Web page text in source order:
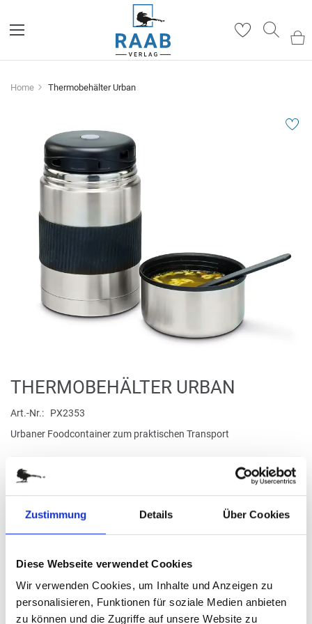
Zustimmung Details Über Cookies
Diese Webseite verwendet Cookies
Wir verwenden Cookies, um Inhalte und Anzeigen zu
personalisieren, Funktionen für soziale Medien anbieten
zu können und die Zugriffe auf unsere Website zu
Home Thermobehälter Urban
Bildergalerie
springen
Zum
Anfang
der
Bildergalerie
THERMOBEHÄLTER URBAN
Art.-Nr.
PX2353
Urbaner Foodcontainer zum praktischen Transport
verfügbar
Stück
14,95 €
(inkl. MwSt.|zzgl. MwSt.)
zzgl. MwSt., zzgl.Versandkosten